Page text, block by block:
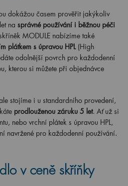
dokážou časem prověřit jakýkoliv
na správné používání i běžnou péči
MODULE nabízíme také
plátkem s úpravou HPL (High
odolnější povrch pro každodenní
kterou si můžete při objednávce
stojíme i u standardního provedení,
prodlouženou záruku 5 let. Ať už si
nebo vrchní plátek s úpravou HPL,
navržené pro každodenní používání.
v ceně skříňky